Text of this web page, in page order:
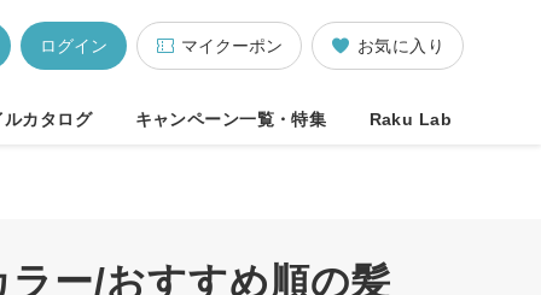
お気に入り
マイクーポン
ログイン
ルカタログ キャンペーン一覧・特集 Raku Lab
ー/おすすめ順の髪